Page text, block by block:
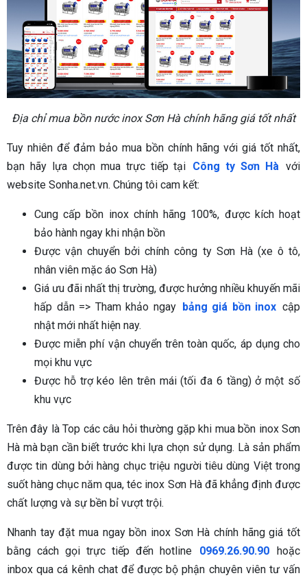
Địa chỉ mua bồn nước inox Sơn Hà chính hãng giá tốt nhất
Tuy nhiên để đảm bảo mua bồn chính hãng với giá tốt nhất,
bạn hãy lựa chọn mua trực tiếp tại Công ty Sơn Hà với
website Sonha.net.vn. Chúng tôi cam kết:
Cung cấp bồn inox chính hãng 100%, được kích hoạt
bảo hành ngay khi nhận bồn
Được vận chuyển bởi chính công ty Sơn Hà (xe ô tô,
nhân viên mặc áo Sơn Hà)
Giá ưu đãi nhất thị trường, được hưởng nhiều khuyến mãi
hấp dẫn => Tham khảo ngay bảng giá bồn inox cập
nhật mới nhất hiện nay.
Được miễn phí vận chuyển trên toàn quốc, áp dụng cho
mọi khu vực
Được hỗ trợ kéo lên trên mái (tối đa 6 tầng) ở một số
khu vực
Trên đây là Top các câu hỏi thường gặp khi mua bồn inox Sơn
Hà mà bạn cần biết trước khi lựa chọn sử dụng. Là sản phẩm
được tin dùng bởi hàng chục triệu người tiêu dùng Việt trong
suốt hàng chục năm qua, téc inox Sơn Hà đã khẳng định được
chất lượng và sự bền bỉ vượt trội.
Nhanh tay đặt mua ngay bồn inox Sơn Hà chính hãng giá tốt
bằng cách gọi trực tiếp đến hotline
0969.26.90.90 hoặc
inbox qua cá kênh chat để được bộ phận chuyên viên tư vấn